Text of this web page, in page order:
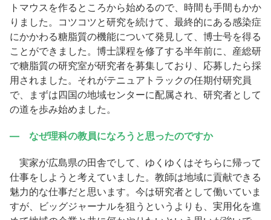
トマウスを作るところから始めるので、時間も手間もかか
りました。コツコツと研究を続けて、最終的にある感染症
にかかわる糖脂質の機能について発見して、博士号を得る
ことができました。博士課程を修了する半年前に、産総研
で糖脂質の研究室が研究者を募集しており、応募したら採
用されました。それがテニュアトラックの任期付研究員
で、まずは四国の地域センターに配属され、研究者として
の道を歩み始めました。
― なぜ理科の教員になろうと思ったのですか
実家が広島県の田舎でして、ゆくゆくはそちらに帰って
仕事をしようと考えていました。教師は地域に貢献できる
魅力的な仕事だと思います。今は研究者として働いていま
すが、ビッグジャーナルを狙うというよりも、実用化を進